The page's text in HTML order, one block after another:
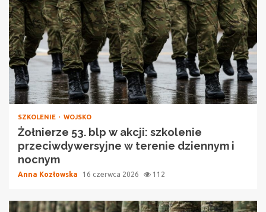
SZKOLENIE WOJSKO
Żołnierze 53. blp w akcji: szkolenie
przeciwdywersyjne w terenie dziennym i
nocnym
Anna Kozłowska 16 czerwca 2026 112